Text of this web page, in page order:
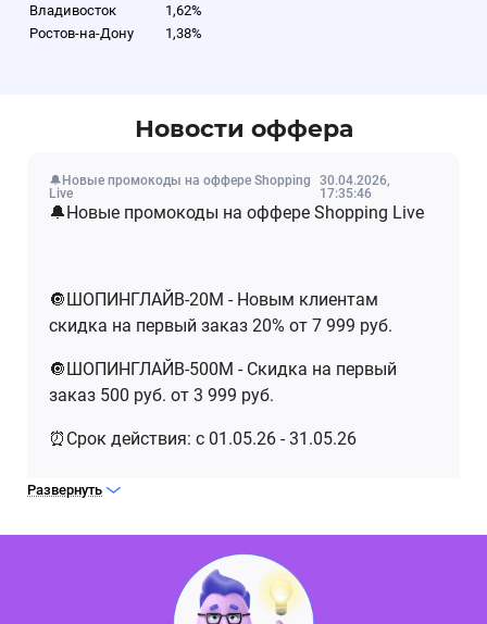
Владивосток
1,62%
Ростов-на-Дону
1,38%
Новости оффера
🔔Новые промокоды на оффере Shopping
Live
30.04.2026,
17:35:46
🔔Новые промокоды на оффере Shopping Live
🔘ШОПИНГЛАЙВ-20М - Новым клиентам
скидка на первый заказ 20% от 7 999 руб.
🔘ШОПИНГЛАЙВ-500М - Скидка на первый
заказ 500 руб. от 3 999 руб.
⏰Срок действия: c 01.05.26 - 31.05.26
Развернуть